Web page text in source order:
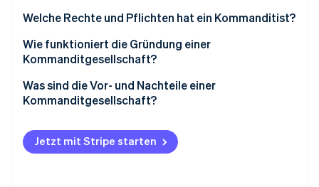
Erfahren Sie, wie Stripe Lösungen für die
Jetzt ansehen
Sonderformen der KG
Rechte eines Komplementärs
Pflichten eines Komplementärs
Welche Rechte und Pflichten hat ein Kommanditist?
Rechte eines Kommanditisten
Pflichten eines Kommanditisten
Wie funktioniert die Gründung einer
Kommanditgesellschaft?
Was sind die Vor- und Nachteile einer
Kommanditgesellschaft?
Vorteile einer Kommanditgesellschaft
Nachteile einer Kommanditgesellschaft
Jetzt mit Stripe starten